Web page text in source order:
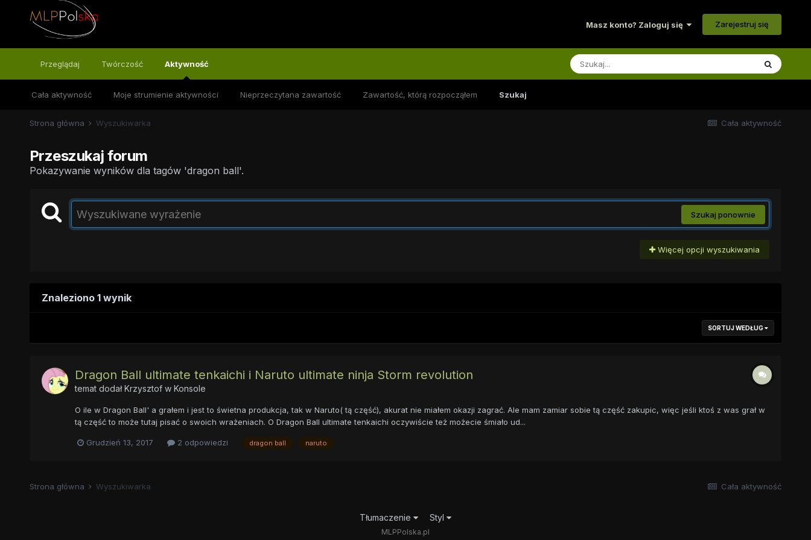
Masz konto? Zaloguj się Zarejestruj się
Przeglądaj Twórczość Aktywność
Cała aktywność Moje strumienie aktywności Nieprzeczytana zawartość Zawartość, którą rozpocząłem Szukaj
Cała aktywność
Strona główna Wyszukiwarka
Przeszukaj forum
Pokazywanie wyników dla tagów 'dragon ball'.
Szukaj ponownie
Więcej opcji wyszukiwania
Znaleziono 1 wynik
SORTUJ WEDŁUG
Dragon Ball ultimate tenkaichi i Naruto ultimate ninja Storm revolution
temat dodałKrzysztofw Konsole
O ile w Dragon Ball' a grałem i jest to świetna produkcja, tak w Naruto( tą część), akurat nie miałem okazji zagrać. Ale mam zamiar sobie tą część zakupic, więc jeśli ktoś z was grał w
tą część to może tutaj pisać o swoich wrażeniach. O Dragon Ball ultimate tenkaichi oczywiście też możecie śmiało ud...
Grudzień 13, 2017 2 odpowiedzi dragon ball naruto
Cała aktywność
Strona główna Wyszukiwarka
Tłumaczenie Styl
MLPPolska.pl